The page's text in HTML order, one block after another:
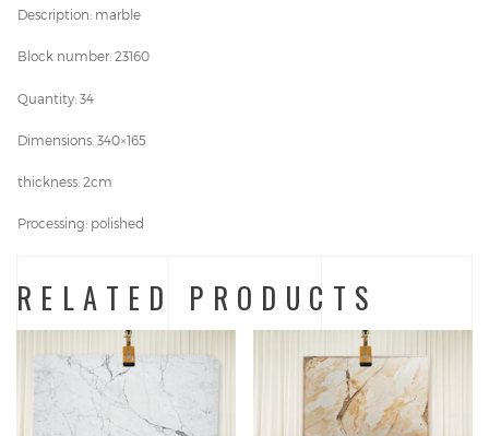
Description: marble
Block number: 23160
Quantity: 34
Dimensions: 340×165
thickness: 2cm
Processing: polished
RELATED PRODUCTS